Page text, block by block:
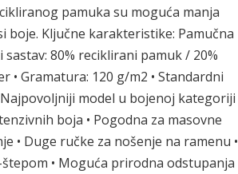
pamuka su moguća manja
boje. Ključne karakteristike: Pamučna
sastav: 80% reciklirani pamuk / 20%
• Gramatura: 120 g/m2 • Standardni
Najpovoljniji model u bojenoj kategoriji
boja • Pogodna za masovne
• Duge ručke za nošenje na ramenu •
• Moguća prirodna odstupanja